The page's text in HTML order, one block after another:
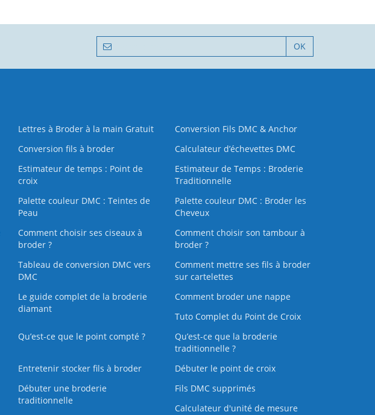
OK
Lettres à Broder à la main Gratuit
Conversion Fils DMC & Anchor
Conversion fils à broder
Calculateur d’échevettes DMC
Estimateur de temps : Point de
croix
Estimateur de Temps : Broderie
Traditionnelle
Palette couleur DMC : Teintes de
Peau
Palette couleur DMC : Broder les
Cheveux
Comment choisir ses ciseaux à
broder ?
Comment choisir son tambour à
broder ?
Tableau de conversion DMC vers
DMC
Comment mettre ses fils à broder
sur cartelettes
Le guide complet de la broderie
diamant
Comment broder une nappe
Tuto Complet du Point de Croix
Qu’est-ce que le point compté ?
Qu’est-ce que la broderie
traditionnelle ?
Entretenir stocker fils à broder
Débuter le point de croix
Débuter une broderie
traditionnelle
Fils DMC supprimés
Calculateur d'unité de mesure